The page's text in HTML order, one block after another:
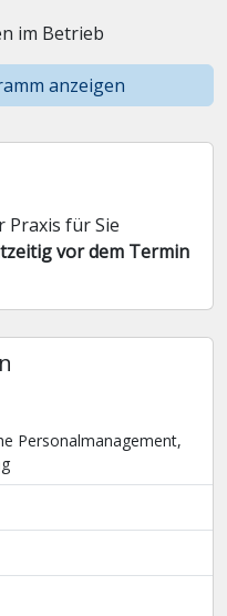
im Betrieb
anzeigen
Praxis für Sie
vor dem Termin
Personalmanagement,